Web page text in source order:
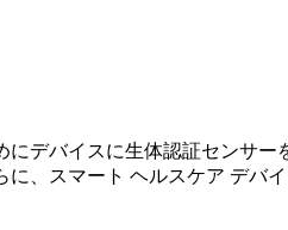
デバイスに生体認証センサー
、スマート ヘルスケア デバ